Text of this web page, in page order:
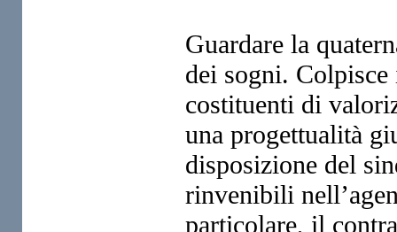
Guardare la
dei sogni.
costituenti di
una progettualità
disposizione del
rinvenibili
particolare, il